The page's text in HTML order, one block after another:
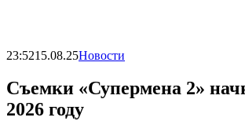
23:5215.08.25Новости
Съемки «Супермена 2»
2026 году